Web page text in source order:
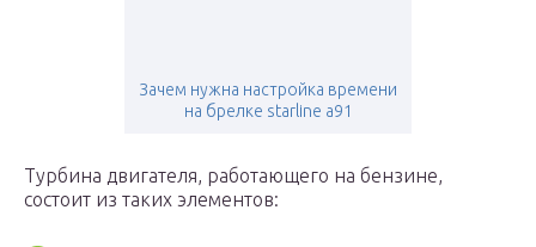
Зачем нужна настройка времени
на брелке starline а91
Турбина двигателя, работающего на бензине,
состоит из таких элементов: